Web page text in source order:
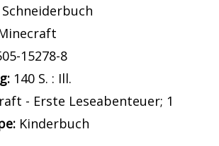
tab
neuem Tab öffnen
nach dieser Systematik
Interessenskreis
15278-8
140 S. : Ill.
- Erste Leseabenteuer; 1
Beteiligten Person
Kinderbuch